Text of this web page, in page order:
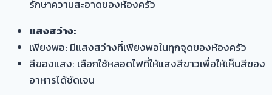
รักษาความสะอาดของห้องครัว
แสงสว่าง:
เพียงพอ: มีแสงสว่างที่เพียงพอในทุกจุดของห้องครัว
สีของแสง: เลือกใช้หลอดไฟที่ให้แสงสีขาวเพื่อให้เห็นสีของ
อาหารได้ชัดเจน